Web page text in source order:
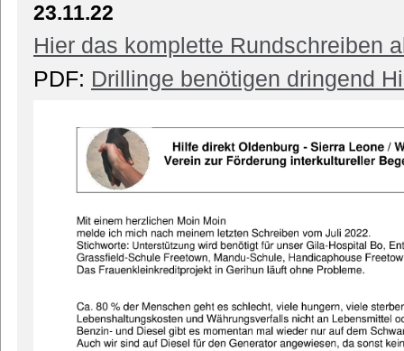
23.11.22
Hier das komplette Rundschreiben
PDF: Drillinge benötigen dringend